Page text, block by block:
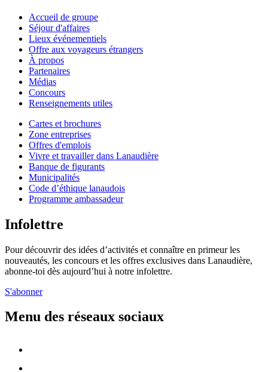
Accueil de groupe
Séjour d'affaires
Lieux événementiels
Offre aux voyageurs étrangers
À propos
Partenaires
Médias
Concours
Renseignements utiles
Cartes et brochures
Zone entreprises
Offres d'emplois
Vivre et travailler dans Lanaudière
Banque de figurants
Municipalités
Code d’éthique lanaudois
Programme ambassadeur
Infolettre
Pour découvrir des idées d’activités et connaître en primeur les
nouveautés, les concours et les offres exclusives dans Lanaudière,
abonne-toi dès aujourd’hui à notre infolettre.
S'abonner
Menu des réseaux sociaux